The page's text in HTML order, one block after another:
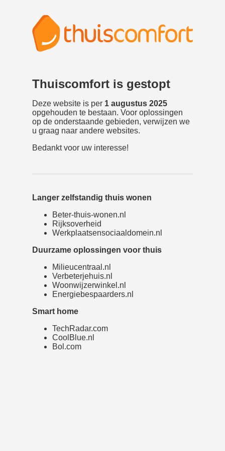
Thuiscomfort is gestopt
Deze website is per 1 augustus 2025
opgehouden te bestaan. Voor oplossingen
op de onderstaande gebieden, verwijzen we
u graag naar andere websites.
Bedankt voor uw interesse!
Langer zelfstandig thuis wonen
Beter-thuis-wonen.nl
Rijksoverheid
Werkplaatsensociaaldomein.nl
Duurzame oplossingen voor thuis
Milieucentraal.nl
Verbeterjehuis.nl
Woonwijzerwinkel.nl
Energiebespaarders.nl
Smart home
TechRadar.com
CoolBlue.nl
Bol.com